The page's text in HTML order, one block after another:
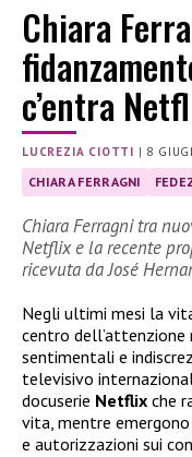
Chiara
c’entra
LUCREZIA CIOTTI | 8
CHIARA FERRAGNI
Chiara Ferragni tra
Netflix e la recente
ricevuta da José
Negli ultimi mesi la
centro dell’attenzione
sentimentali e
televisivo
docuserie Netflix che
vita, mentre
e autorizzazioni sui